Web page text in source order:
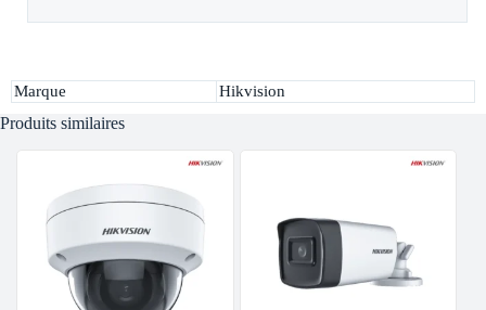
Marque Hikvision
Produits similaires